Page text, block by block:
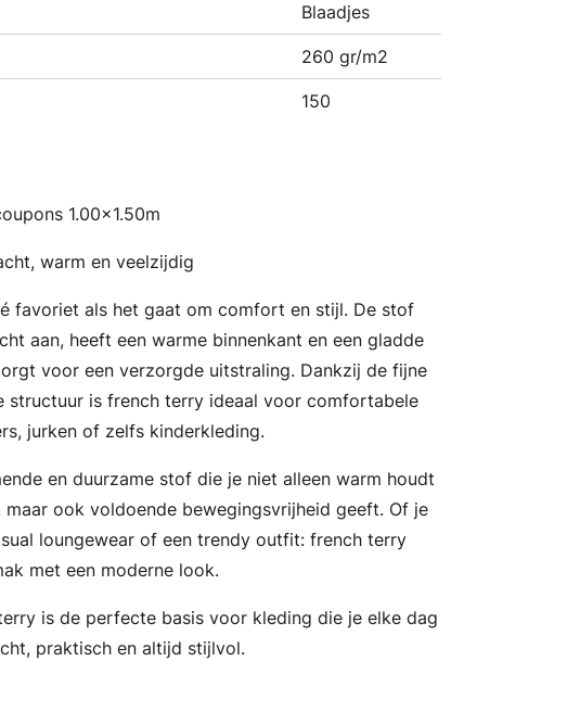
Blaadjes
260 gr/m2
150
1.00x1.50m
warm en veelzijdig
favoriet als het gaat om comfort en stijl. De stof
aan, heeft een warme binnenkant en een gladde
voor een verzorgde uitstraling. Dankzij de fijne
structuur is french terry ideaal voor comfortabele
jurken of zelfs kinderkleding.
en duurzame stof die je niet alleen warm houdt
maar ook voldoende bewegingsvrijheid geeft. Of je
loungewear of een trendy outfit: french terry
met een moderne look.
is de perfecte basis voor kleding die je elke dag
praktisch en altijd stijlvol.